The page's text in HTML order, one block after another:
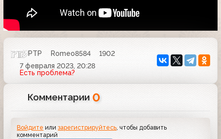
РТР Romeo8584
1902
7 февраля 2023, 20:28
Есть проблема?
Комментарии 0
Войдите илизарегистрируйтесь , чтобы добавить
комментарий